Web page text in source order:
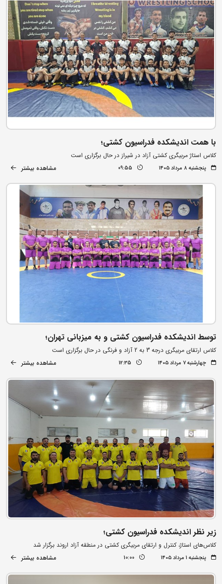
با همت اندیشکده فدراسیون کشتی؛
کلاس استاژ مربیگری کشتی آزاد در شیراز در حال برگزاری است
پنجشنبه ۸ مرداد ۱۴۰۵ 09:55 مشاهده بیشتر
توسط اندیشکده فدراسیون کشتی و به میزبانی تهران؛
کلاس ارتقای مربیگری درجه 3 به 2 آزاد و فرنگی در حال برگزاری است
چهارشنبه ۷ مرداد ۱۴۰۵ 12:35 مشاهده بیشتر
زیر نظر اندیشکده فدراسیون کشتی؛
کلاس‌های استاژ، کنترل و ارتقای مربیگری کشتی در منطقه آزاد اروند برگزار شد
پنجشنبه ۱ مرداد ۱۴۰۵ 10:00 مشاهده بیشتر